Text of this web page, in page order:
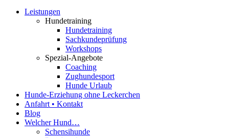
Leistungen
Hundetraining
Hundetraining
Sachkundeprüfung
Workshops
Spezial-Angebote
Coaching
Zughundesport
Hunde Urlaub
Hunde-Erziehung ohne Leckerchen
Anfahrt • Kontakt
Blog
Welcher Hund…
Schensihunde